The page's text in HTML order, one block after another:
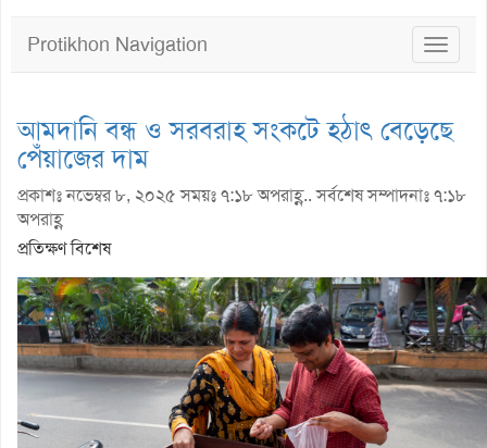
Toggle
Protikhon Navigation
আমদানি বন্ধ ও সরবরাহ সংকটে হঠাৎ বেড়েছে
পেঁয়াজের দাম
প্রকাশঃ নভেম্বর ৮, ২০২৫ সময়ঃ ৭:১৮ অপরাহ্ণ.. সর্বশেষ সম্পাদনাঃ ৭:১৮
অপরাহ্ণ
প্রতিক্ষণ বিশেষ